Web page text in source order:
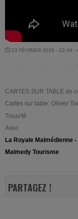
23 FÉVRIER 2025 - 22:49 -
CARTES SUR TABLE de
Cartes sur table: Olivier
Trouv'lê
Avec
La Royale Malmédienne
Malmedy Tourisme
PARTAGEZ !